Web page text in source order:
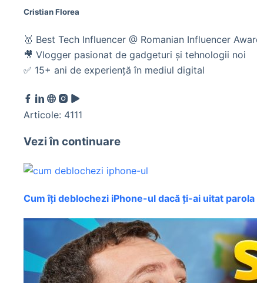
Cristian Florea
🥇 Best Tech Influencer @ Romanian Influencer
🎥 Vlogger pasionat de gadgeturi și tehnologii noi
✅ 15+ ani de experiență în mediul digital
Articole: 4111
Vezi în continuare
Cum îți deblochezi iPhone-ul dacă ți-ai uitat parola